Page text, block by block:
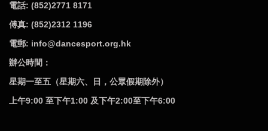
電話: (852)2771 8171
傅真: (852)2312 1196
電郵: info@dancesport.org.hk
辦公時間：
星期一至五（星期六、日，公眾假期除外）
上午9:00 至下午1:00 及下午2:00至下午6:00